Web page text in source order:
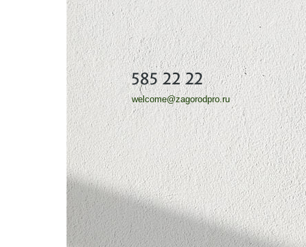
welcome@zagorodpro.ru